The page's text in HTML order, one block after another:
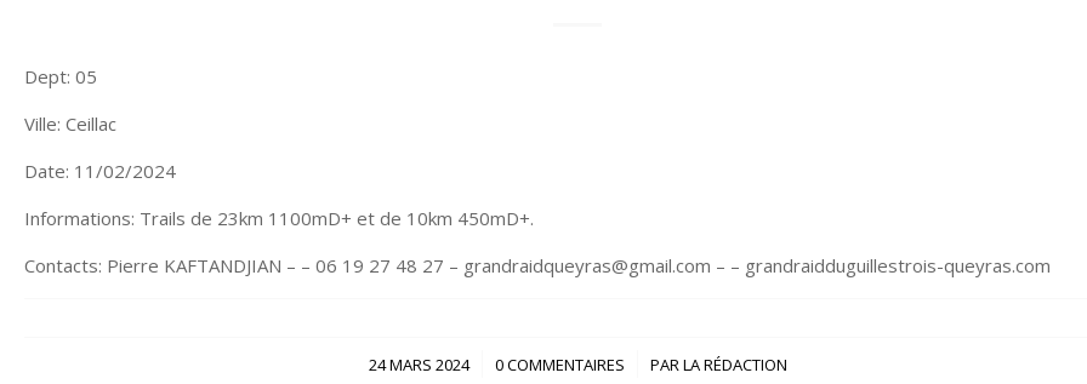
Dept: 05
Ville: Ceillac
Date: 11/02/2024
Informations: Trails de 23km 1100mD+ et de 10km 450mD+.
Contacts: Pierre KAFTANDJIAN – – 06 19 27 48 27 – grandraidqueyras@gmail.com – – grandraidduguillestrois-queyras.com
24 MARS 2024
/ 0 COMMENTAIRES
/ PARLA RÉDACTION